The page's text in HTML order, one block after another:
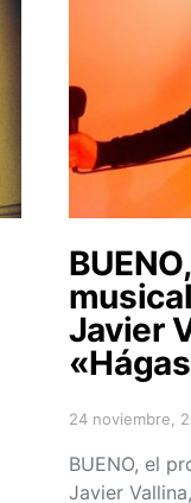
Javier
Posted on
24 noviembre,
BUENO, el
Javier